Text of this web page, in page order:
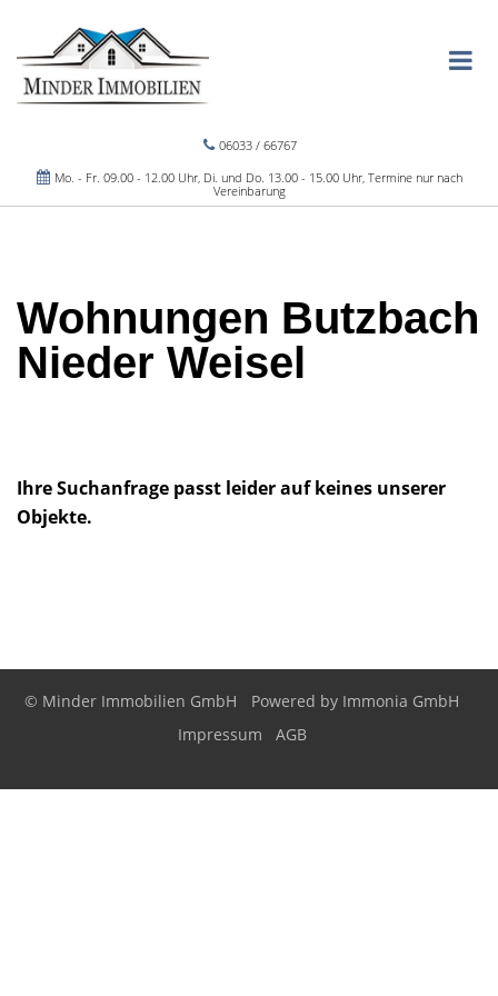
06033 / 66767
Mo. - Fr. 09.00 - 12.00 Uhr, Di. und Do. 13.00 - 15.00 Uhr, Termine nur nach
Vereinbarung
Wohnungen Butzbach
Nieder Weisel
Ihre Suchanfrage passt leider auf keines unserer
Objekte.
© Minder Immobilien GmbH Powered by Immonia GmbH
Impressum
AGB